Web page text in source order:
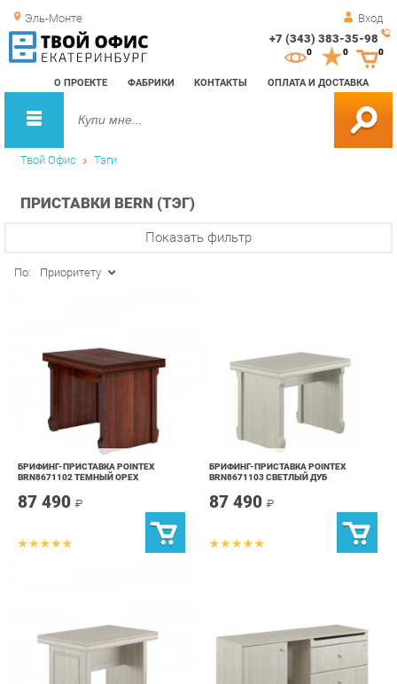
Эль-Монте Вход
+7 (343) 383-35-98
О ПРОЕКТЕ ФАБРИКИ КОНТАКТЫ ОПЛАТА И ДОСТАВКА
0 0
Твой Офис Тэги
ПРИСТАВКИ BERN (ТЭГ)
БРИФИНГ-ПРИСТАВКА POINTEX
BRN8671102 ТЕМНЫЙ ОРЕХ
87 490₽
БРИФИНГ-ПРИСТАВКА POINTEX
87 490₽